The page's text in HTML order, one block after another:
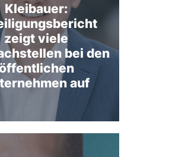
Kleibauer:
zeigt viele
bei den
auf